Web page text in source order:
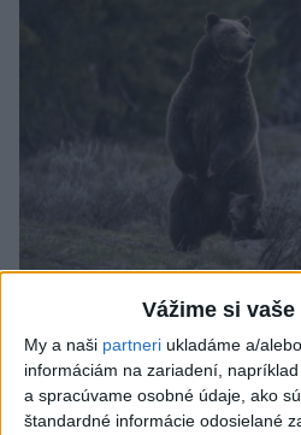
Vážime si
My a naši partneri ukladáme a/
informáciám na zariadení,
a spracúvame osobné údaje, ako
štandardné informácie odosielané
ÚTOK MEDVEĎA: V
D1 našli zraneného
Charakter zranení nasvedčuje
včera 19:41, aktualizované
včera 20:00